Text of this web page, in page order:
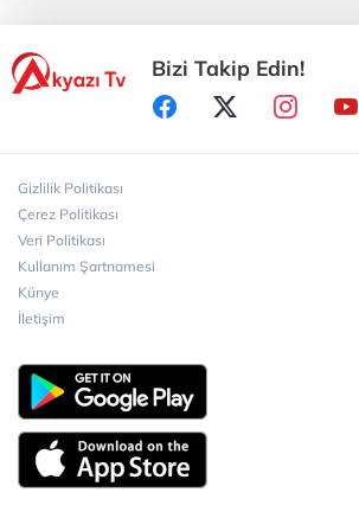
Sakarya Büyükşehir
Gereksinimli Gençlere
Bizi Takip Edin!
Gizlilik Politikası
Çerez Politikası
Veri Politikası
Kullanım Şartnamesi
Künye
İletişim